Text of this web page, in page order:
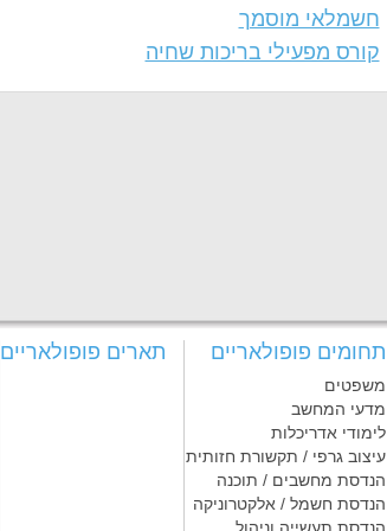
חשמלאי מוסמך
קורס מפעילי בריכות שחיה
תחומים פופולאריים
משפטים
מדעי המחשב
לימודי אדריכלות
עיצוב גרפי / תקשורת חזותית
הנדסת מחשבים / תוכנה
הנדסת חשמל / אלקטרוניקה
תארים פופולאריים